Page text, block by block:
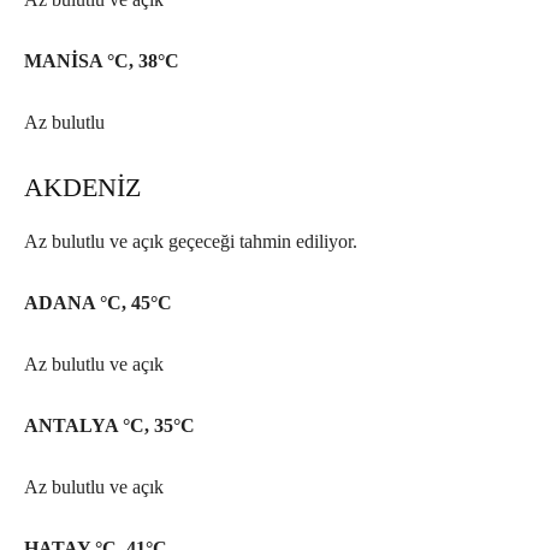
MANİSA °C, 38°C
Az bulutlu
AKDENİZ
Az bulutlu ve açık geçeceği tahmin ediliyor.
ADANA °C, 45°C
Az bulutlu ve açık
ANTALYA °C, 35°C
Az bulutlu ve açık